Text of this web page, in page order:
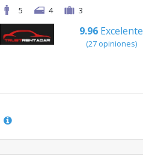
5
4 3
9.96 Excelente
(27 opiniones)